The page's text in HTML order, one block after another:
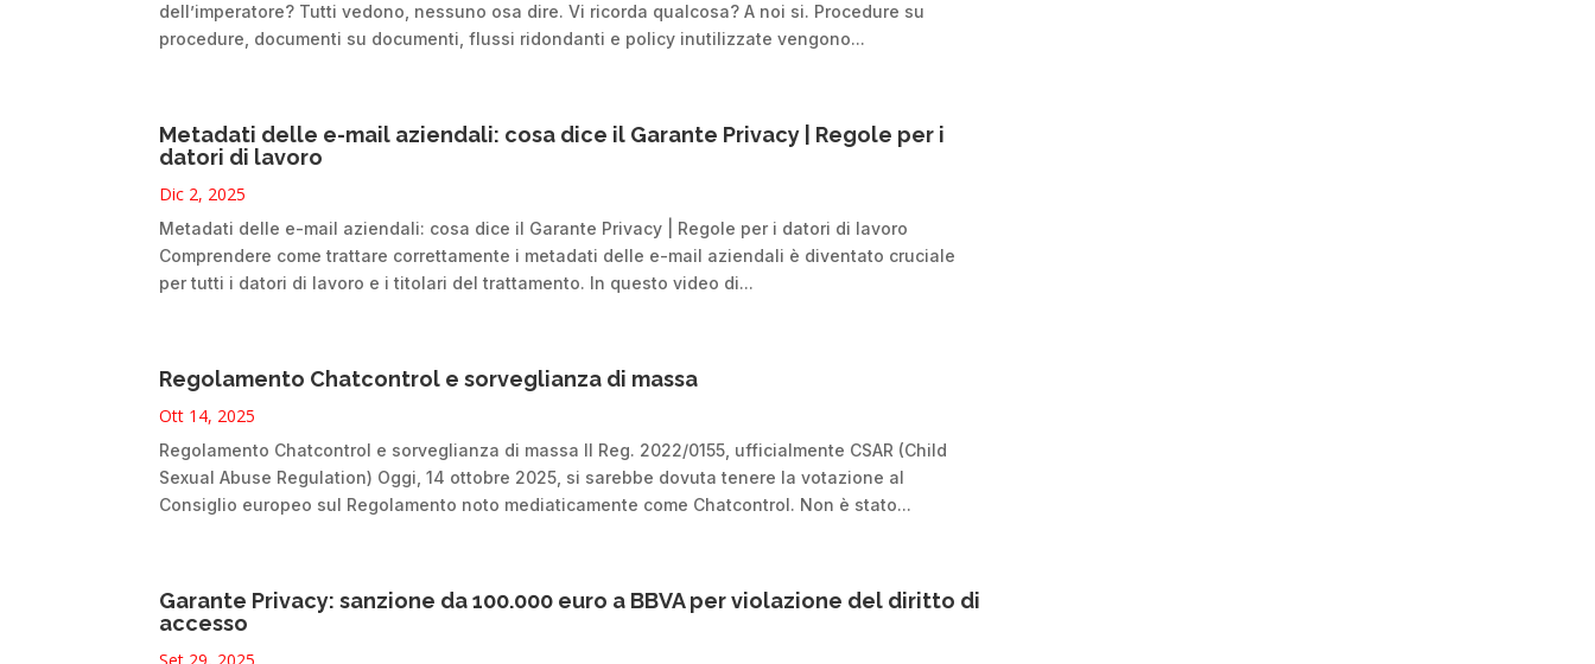
dell’imperatore? Tutti vedono, nessuno osa dire. Vi ricorda qualcosa? A noi si. Procedure su
procedure, documenti su documenti, flussi ridondanti e policy inutilizzate vengono...
Metadati delle e-mail aziendali: cosa dice il Garante Privacy | Regole per i
datori di lavoro
Dic 2, 2025
Metadati delle e-mail aziendali: cosa dice il Garante Privacy | Regole per i datori di lavoro
Comprendere come trattare correttamente i metadati delle e-mail aziendali è diventato cruciale
per tutti i datori di lavoro e i titolari del trattamento. In questo video di...
Regolamento Chatcontrol e sorveglianza di massa
Ott 14, 2025
Regolamento Chatcontrol e sorveglianza di massa Il Reg. 2022/0155, ufficialmente CSAR (Child
Sexual Abuse Regulation) Oggi, 14 ottobre 2025, si sarebbe dovuta tenere la votazione al
Consiglio europeo sul Regolamento noto mediaticamente come Chatcontrol. Non è stato...
Garante Privacy: sanzione da 100.000 euro a BBVA per violazione del diritto di
accesso